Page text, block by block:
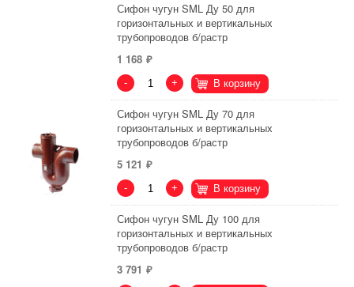
Сифон чугун SML Ду 50 для
горизонтальных и вертикальных
трубопроводов б/растр
1 168
- + В корзину
Сифон чугун SML Ду 70 для
горизонтальных и вертикальных
трубопроводов б/растр
5 121
- + В корзину
Сифон чугун SML Ду 100 для
горизонтальных и вертикальных
трубопроводов б/растр
3 791